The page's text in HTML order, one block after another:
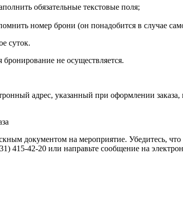
обязательные текстовые поля;
номер брони (он понадобится в случае
суток.
не осуществляется.
адрес, указанный при оформлении
документом на мероприятие. Убедитесь,
415-42-20 или направьте сообщение на